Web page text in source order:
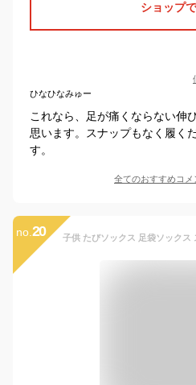
ショップ
ひなひなみゅー
これなら、足が痛くならない伸
思います。スナップもなく履く
す。
全てのおすすめコメ
no. 20